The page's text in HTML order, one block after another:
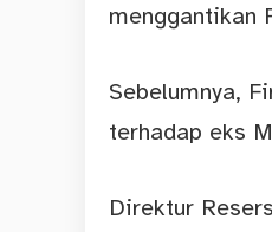
menggantikan
Sebelumnya,
terhadap eks
Direktur